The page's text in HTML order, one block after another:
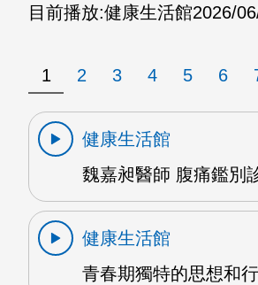
目前播放:健康生活館2026/
1 2 3 4 5 6
健康生活館
魏嘉昶醫師 腹痛鑑別
健康生活館
青春期獨特的思想和